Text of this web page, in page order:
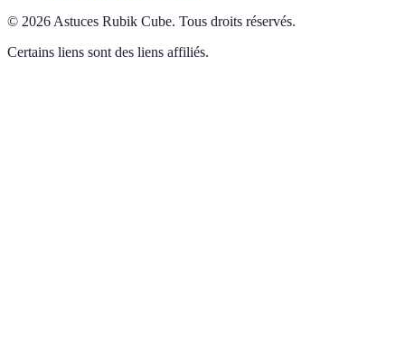
© 2026 Astuces Rubik Cube. Tous droits réservés.
Certains liens sont des liens affiliés.